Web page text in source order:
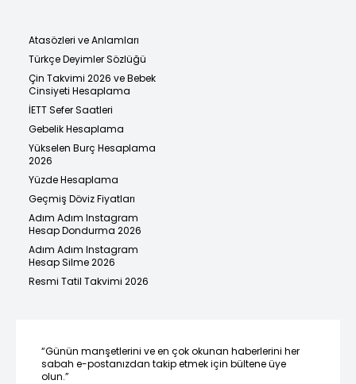
Atasözleri ve Anlamları
Türkçe Deyimler Sözlüğü
Çin Takvimi 2026 ve Bebek
Cinsiyeti Hesaplama
İETT Sefer Saatleri
Gebelik Hesaplama
Yükselen Burç Hesaplama
2026
Yüzde Hesaplama
Geçmiş Döviz Fiyatları
Adım Adım Instagram
Hesap Dondurma 2026
Adım Adım Instagram
Hesap Silme 2026
Resmi Tatil Takvimi 2026
“Günün manşetlerini ve en çok okunan haberlerini her
sabah e-postanızdan takip etmek için bültene üye
olun.”